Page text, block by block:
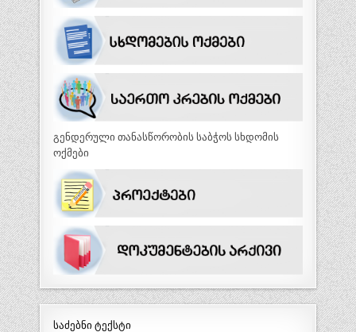
გენდერული თანასწორობის საბჭოს სხდომის
ოქმები
საძებნი ტექსტი